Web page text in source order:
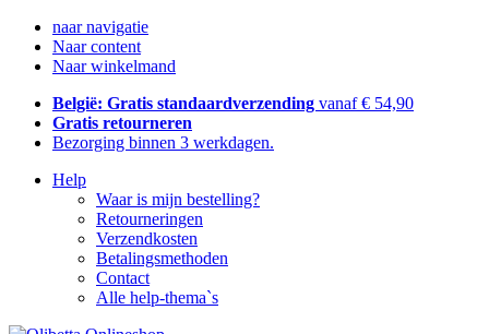
naar navigatie
Naar content
Naar winkelmand
België: Gratis standaardverzending vanaf € 54,90
Gratis retourneren
Bezorging binnen 3 werkdagen.
Help
Waar is mijn bestelling?
Retourneringen
Verzendkosten
Betalingsmethoden
Contact
Alle help-thema`s